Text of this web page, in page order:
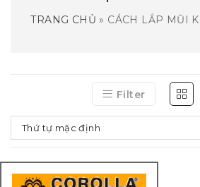
TRANG CHỦ » CÁCH LẮP MŨI
Filter
Thứ tự mặc định